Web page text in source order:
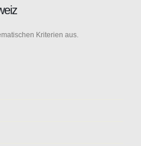
Kriterien aus.